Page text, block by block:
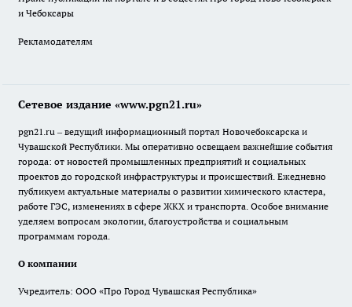
и Чебоксары
Рекламодателям
Сетевое издание «www.pgn21.ru»
pgn21.ru – ведущий информационный портал Новочебоксарска и
Чувашской Республики. Мы оперативно освещаем важнейшие события
города: от новостей промышленных предприятий и социальных
проектов до городской инфраструктуры и происшествий. Ежедневно
публикуем актуальные материалы о развитии химического кластера,
работе ГЭС, изменениях в сфере ЖКХ и транспорта. Особое внимание
уделяем вопросам экологии, благоустройства и социальным
программам города.
О компании
Учредитель: ООО «Про Город Чувашская Республика»